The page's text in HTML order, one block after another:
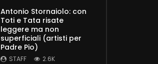
Antonio Stornaiolo: con
Toti e Tata risate
leggere ma non
superficiali (artisti per
Padre Pio)
STAFF 2.6K